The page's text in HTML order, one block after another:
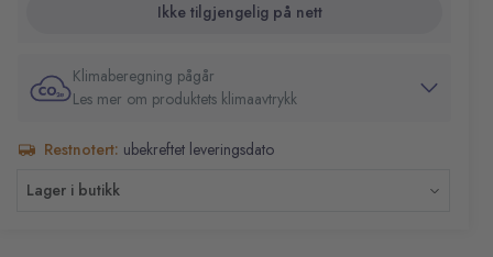
Ikke tilgjengelig på nett
Klimaberegning pågår
Les mer om produktets klimaavtrykk
Restnotert: ubekreftet leveringsdato
Lager i butikk